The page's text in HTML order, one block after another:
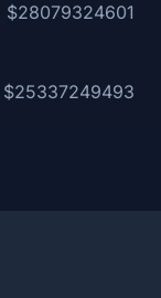
$28079324601
$25337249493